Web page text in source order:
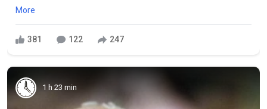
More
381 122 247
1 h 23 min